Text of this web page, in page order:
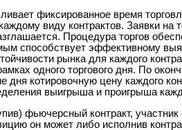
фиксированное время
виду контрактов. Заявки на
Процедура торгов
способствует эффективному
рынка для каждого
одного торгового дня. По
дня котировочную цену каждого
выигрыша и проигрыша
фьючерсный контракт,
он может либо исполнив